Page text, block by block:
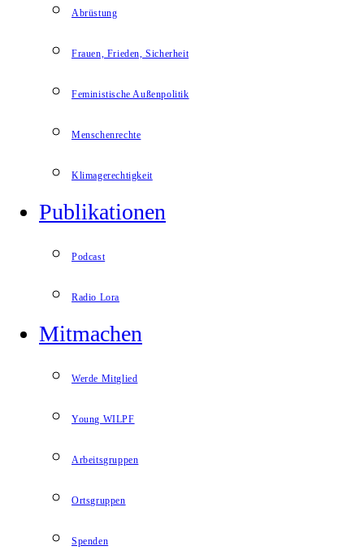
Abrüstung
Frauen, Frieden, Sicherheit
Feministische Außenpolitik
Menschenrechte
Klimagerechtigkeit
Publikationen
Podcast
Radio Lora
Mitmachen
Werde Mitglied
Young WILPF
Arbeitsgruppen
Ortsgruppen
Spenden